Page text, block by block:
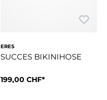
ERES
SUCCES BIKINIHOSE
Grösse: 38
199,00 CHF*